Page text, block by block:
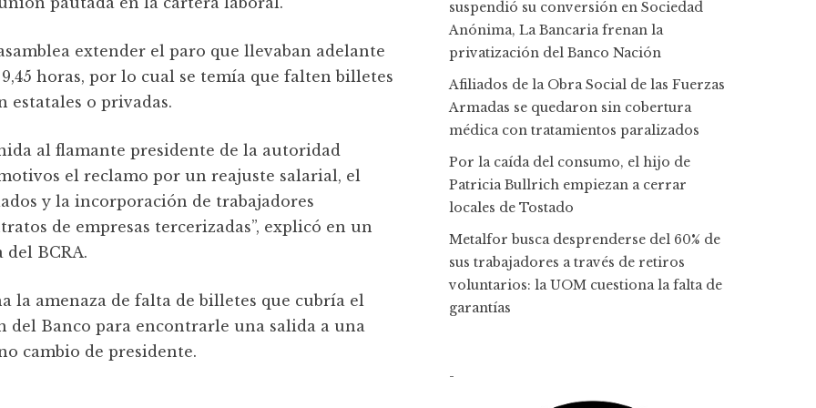
extender el paro que llevaban adelante
horas, por lo cual se temía que falten billetes
estatales o privadas.
al flamante presidente de la autoridad
el reclamo por un reajuste salarial, el
y la incorporación de trabajadores
de empresas tercerizadas”, explicó en un
BCRA.
la amenaza de falta de billetes que cubría el
Banco para encontrarle una salida a una
cambio de presidente.
suspendió su conversión en Sociedad
Anónima, La Bancaria frenan la
privatización del Banco Nación
Afiliados de la Obra Social de las Fuerzas
Armadas se quedaron sin cobertura
médica con tratamientos paralizados
Por la caída del consumo, el hijo de
Patricia Bullrich empiezan a cerrar
locales de Tostado
Metalfor busca desprenderse del 60% de
sus trabajadores a través de retiros
voluntarios: la UOM cuestiona la falta de
garantías
-